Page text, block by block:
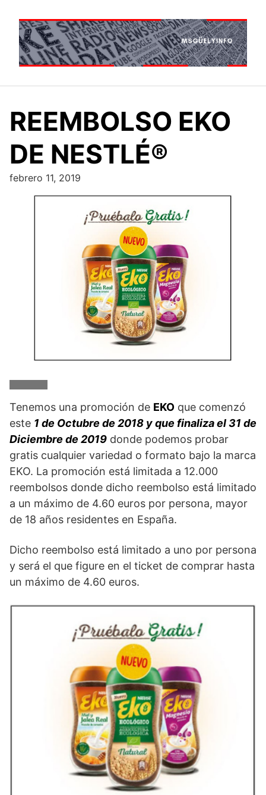
contenido
REEMBOLSO EKO
DE NESTLÉ®
febrero 11, 2019
Tenemos una promoción de EKO que comenzó
este 1 de Octubre de 2018 y que finaliza el 31 de
Diciembre de 2019 donde podemos probar
gratis cualquier variedad o formato bajo la marca
EKO. La promoción está limitada a 12.000
reembolsos donde dicho reembolso está limitado
a un máximo de 4.60 euros por persona, mayor
de 18 años residentes en España.
Dicho reembolso está limitado a uno por persona
y será el que figure en el ticket de comprar hasta
un máximo de 4.60 euros.